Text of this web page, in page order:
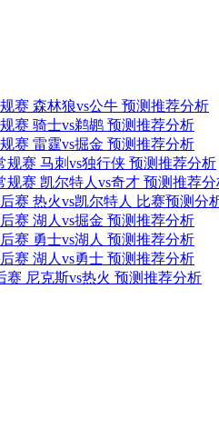
赛 森林狼vs公牛 预测推荐分析
赛 骑士vs鹈鹕 预测推荐分析
赛 雷霆vs掘金 预测推荐分析
规赛 马刺vs独行侠 预测推荐分析
规赛 凯尔特人vs奇才 预测推荐
赛 热火vs凯尔特人 比赛预测分
赛 湖人vs掘金 预测推荐分析
赛 勇士vs湖人 预测推荐分析
赛 湖人vs勇士 预测推荐分析
赛 尼克斯vs热火 预测推荐分析